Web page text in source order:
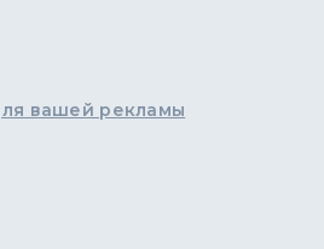
вашей рекламы